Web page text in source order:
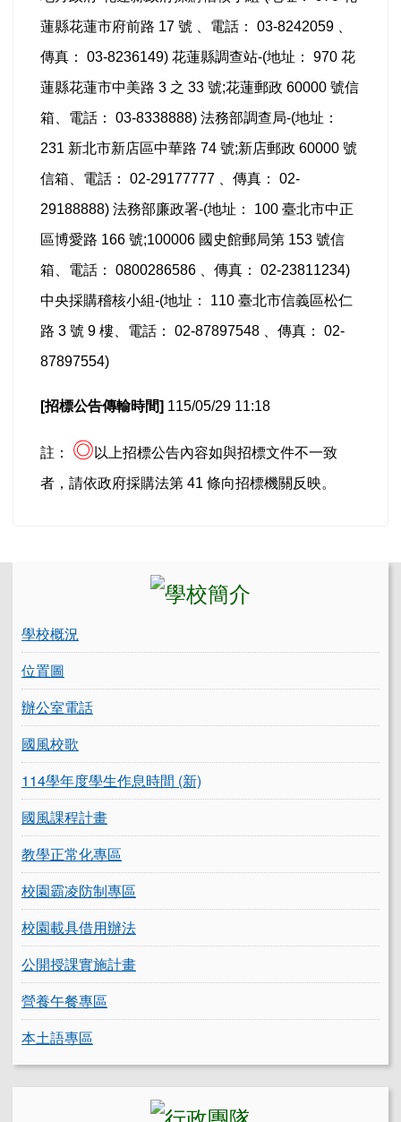
蓮縣花蓮市府前路 17 號 、電話： 03-8242059 、
傳真： 03-8236149) 花蓮縣調查站-(地址： 970 花
蓮縣花蓮市中美路 3 之 33 號;花蓮郵政 60000 號信
箱、電話： 03-8338888) 法務部調查局-(地址：
231 新北市新店區中華路 74 號;新店郵政 60000 號
信箱、電話： 02-29177777 、傳真： 02-
29188888) 法務部廉政署-(地址： 100 臺北市中正
區博愛路 166 號;100006 國史館郵局第 153 號信
箱、電話： 0800286586 、傳真： 02-23811234)
中央採購稽核小組-(地址： 110 臺北市信義區松仁
路 3 號 9 樓、電話： 02-87897548 、傳真： 02-
87897554)
[招標公告傳輸時間] 115/05/29 11:18
註： ◎ 以上招標公告內容如與招標文件不一致
者，請依政府採購法第 41 條向招標機關反映。
學校概況
位置圖
辦公室電話
國風校歌
114學年度學生作息時間 (新)
國風課程計畫
教學正常化專區
校園霸凌防制專區
校園載具借用辦法
公開授課實施計畫
營養午餐專區
本土語專區